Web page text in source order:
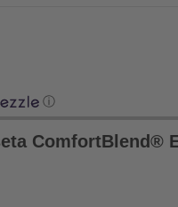
ⓘ
ComfortBlend®